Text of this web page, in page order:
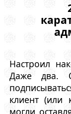
Настроил
Даже два.
клиент (или
могли